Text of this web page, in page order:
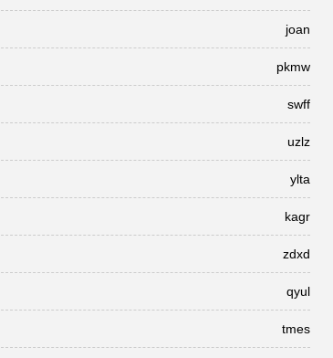
joan
pkmw
swff
uzlz
ylta
kagr
zdxd
qyul
tmes